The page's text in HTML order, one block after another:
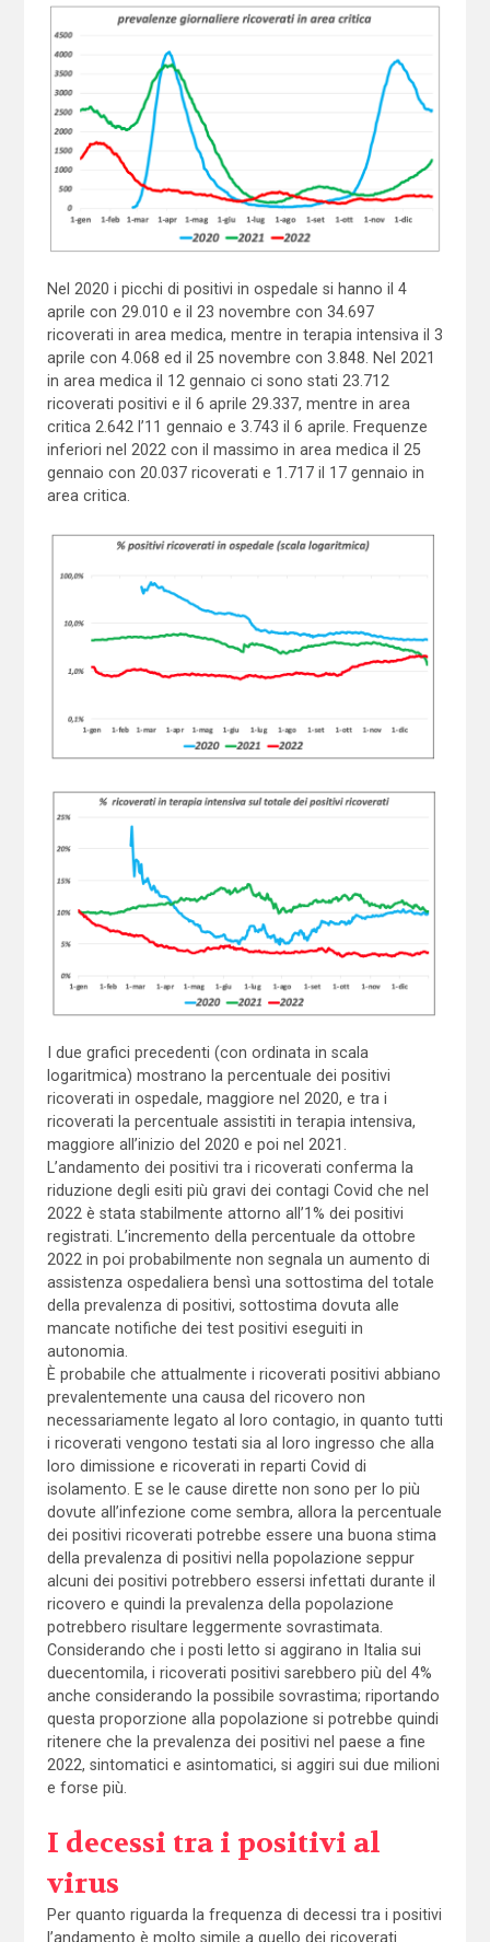
Nel 2020 i picchi di positivi in ospedale si hanno il 4
aprile con 29.010 e il 23 novembre con 34.697
ricoverati in area medica, mentre in terapia intensiva il 3
aprile con 4.068 ed il 25 novembre con 3.848. Nel 2021
in area medica il 12 gennaio ci sono stati 23.712
ricoverati positivi e il 6 aprile 29.337, mentre in area
critica 2.642 l’11 gennaio e 3.743 il 6 aprile. Frequenze
inferiori nel 2022 con il massimo in area medica il 25
gennaio con 20.037 ricoverati e 1.717 il 17 gennaio in
area critica.
I due grafici precedenti (con ordinata in scala
logaritmica) mostrano la percentuale dei positivi
ricoverati in ospedale, maggiore nel 2020, e tra i
ricoverati la percentuale assistiti in terapia intensiva,
maggiore all’inizio del 2020 e poi nel 2021.
L’andamento dei positivi tra i ricoverati conferma la
riduzione degli esiti più gravi dei contagi Covid che nel
2022 è stata stabilmente attorno all’1% dei positivi
registrati. L’incremento della percentuale da ottobre
2022 in poi probabilmente non segnala un aumento di
assistenza ospedaliera bensì una sottostima del totale
della prevalenza di positivi, sottostima dovuta alle
mancate notifiche dei test positivi eseguiti in
autonomia.
È probabile che attualmente i ricoverati positivi abbiano
prevalentemente una causa del ricovero non
necessariamente legato al loro contagio, in quanto tutti
i ricoverati vengono testati sia al loro ingresso che alla
loro dimissione e ricoverati in reparti Covid di
isolamento. E se le cause dirette non sono per lo più
dovute all’infezione come sembra, allora la percentuale
dei positivi ricoverati potrebbe essere una buona stima
della prevalenza di positivi nella popolazione seppur
alcuni dei positivi potrebbero essersi infettati durante il
ricovero e quindi la prevalenza della popolazione
potrebbero risultare leggermente sovrastimata.
Considerando che i posti letto si aggirano in Italia sui
duecentomila, i ricoverati positivi sarebbero più del 4%
anche considerando la possibile sovrastima; riportando
questa proporzione alla popolazione si potrebbe quindi
ritenere che la prevalenza dei positivi nel paese a fine
2022, sintomatici e asintomatici, si aggiri sui due milioni
e forse più.
I decessi tra i positivi al
virus
Per quanto riguarda la frequenza di decessi tra i positivi
l’andamento è molto simile a quello dei ricoverati